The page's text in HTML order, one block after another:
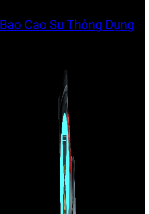
Bao Cao Su Thông Dụng